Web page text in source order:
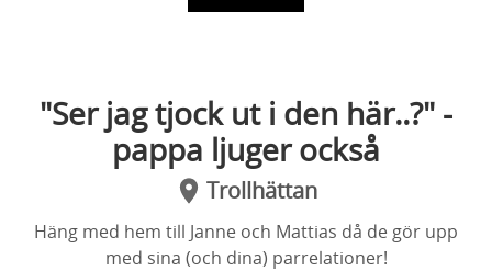
"Ser jag tjock ut i den här..?" -
pappa ljuger också
Trollhättan
Häng med hem till Janne och Mattias då de gör upp
med sina (och dina) parrelationer!